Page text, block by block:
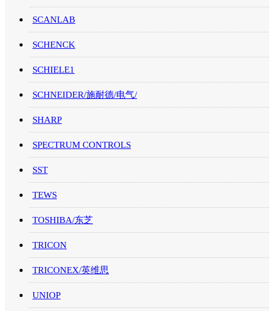
SCANLAB
SCHENCK
SCHIELE1
SCHNEIDER/施耐德/电气/
SHARP
SPECTRUM CONTROLS
SST
TEWS
TOSHIBA/东芝
TRICON
TRICONEX/英维思
UNIOP